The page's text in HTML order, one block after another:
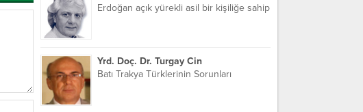
Erdoğan açık yürekli asil bir kişiliğe sahip
Yrd. Doç. Dr. Turgay Cin
Batı Trakya Türklerinin Sorunları